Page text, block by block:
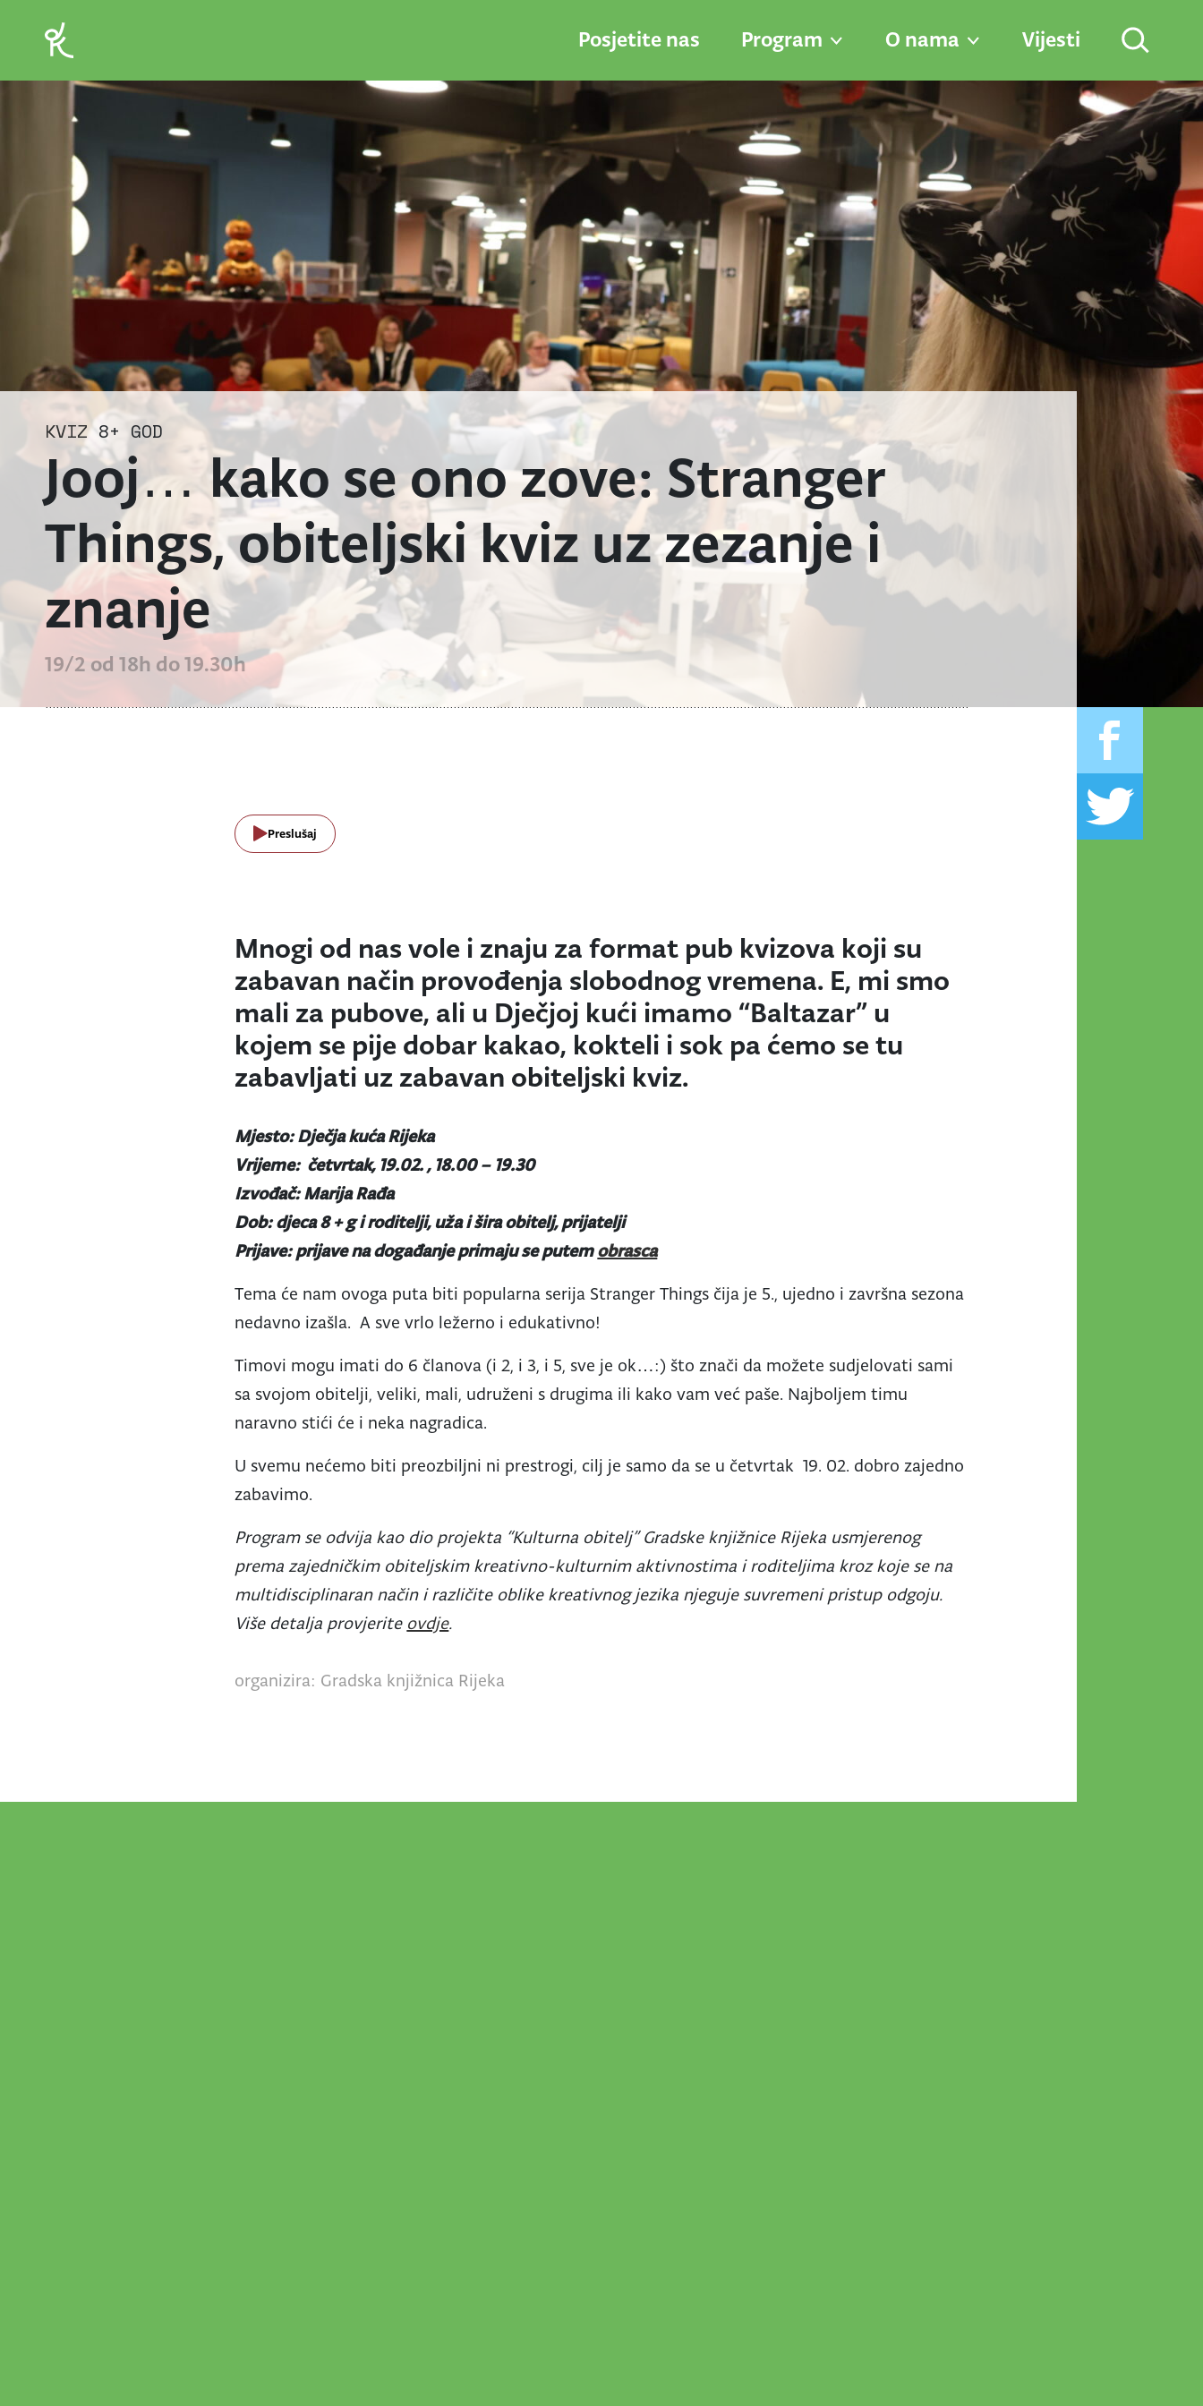
Posjetite nas Program O nama Vijesti
KVIZ 8+ GOD
Jooj… kako se ono zove: Stranger
Things, obiteljski kviz uz zezanje i
znanje
19/2 od 18h do 19.30h
Preslušaj
Mnogi od nas vole i znaju za format pub kvizova koji su
zabavan način provođenja slobodnog vremena. E, mi smo
mali za pubove, ali u Dječjoj kući imamo “Baltazar” u
kojem se pije dobar kakao, kokteli i sok pa ćemo se tu
zabavljati uz zabavan obiteljski kviz.
Mjesto: Dječja kuća Rijeka
Vrijeme: četvrtak, 19.02. , 18.00 – 19.30
Izvođač: Marija Rađa
Dob:djeca 8 + g i roditelji, uža i šira obitelj, prijatelji
Prijave:prijave na događanje primaju se putemobrasca
Tema će nam ovoga puta biti popularna serija Stranger Things čija je 5., ujedno i završna sezona
nedavno izašla. A sve vrlo ležerno i edukativno!
Timovi mogu imati do 6 članova (i 2, i 3, i 5, sve je ok…:) što znači da možete sudjelovati sami
sa svojom obitelji, veliki, mali, udruženi s drugima ili kako vam već paše. Najboljem timu
naravno stići će i neka nagradica.
U svemu nećemo biti preozbiljni ni prestrogi, cilj je samo da se u četvrtak 19. 02. dobro zajedno
zabavimo.
Program se odvija kao dio projekta “Kulturna obitelj” Gradske knjižnice Rijeka usmjerenog
prema zajedničkim obiteljskim kreativno-kulturnim aktivnostima i roditeljima kroz koje se na
multidisciplinaran način i različite oblike kreativnog jezika njeguje suvremeni pristup odgoju.
Više detalja provjerite ovdje.
organizira: Gradska knjižnica Rijeka